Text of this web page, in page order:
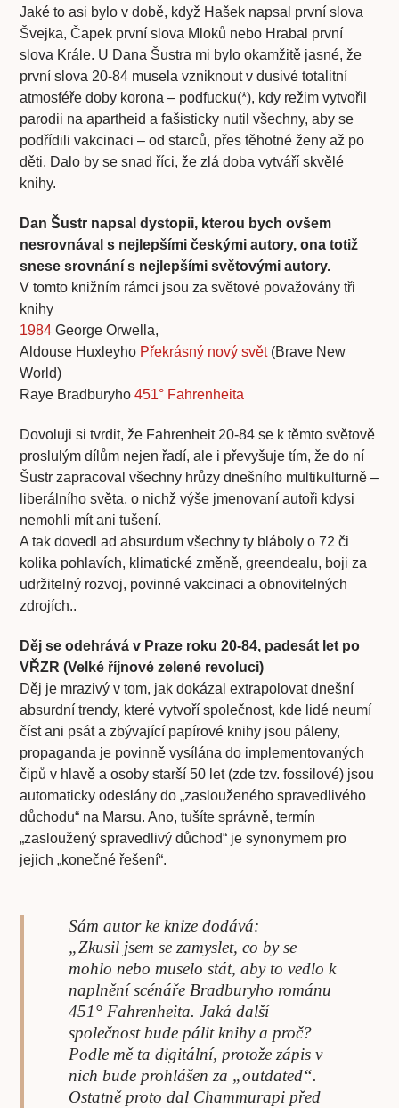
Jaké to asi bylo v době, když Hašek napsal první slova
Švejka, Čapek první slova Mloků nebo Hrabal první
slova Krále. U Dana Šustra mi bylo okamžitě jasné, že
první slova 20-84 musela vzniknout v dusivé totalitní
atmosféře doby korona – podfucku(*), kdy režim vytvořil
parodii na apartheid a fašisticky nutil všechny, aby se
podřídili vakcinaci – od starců, přes těhotné ženy až po
děti. Dalo by se snad říci, že zlá doba vytváří skvělé
knihy.
Dan Šustr napsal dystopii, kterou bych ovšem
nesrovnával s nejlepšími českými autory, ona totiž
snese srovnání s nejlepšími světovými autory.
V tomto knižním rámci jsou za světové považovány tři
knihy
1984 George Orwella,
Aldouse Huxleyho Překrásný nový svět(Brave New
World)
Raye Bradburyho451° Fahrenheita
Dovoluji si tvrdit, že Fahrenheit 20-84 se k těmto světově
proslulým dílům nejen řadí, ale i převyšuje tím, že do ní
Šustr zapracoval všechny hrůzy dnešního multikulturně –
liberálního světa, o nichž výše jmenovaní autoři kdysi
nemohli mít ani tušení.
A tak dovedl ad absurdum všechny ty bláboly o 72 či
kolika pohlavích, klimatické změně, greendealu, boji za
udržitelný rozvoj, povinné vakcinaci a obnovitelných
zdrojích..
Děj se odehrává v Praze roku 20-84, padesát let po
VŘZR (Velké říjnové zelené revoluci)
Děj je mrazivý v tom, jak dokázal extrapolovat dnešní
absurdní trendy, které vytvoří společnost, kde lidé neumí
číst ani psát a zbývající papírové knihy jsou páleny,
propaganda je povinně vysílána do implementovaných
čipů v hlavě a osoby starší 50 let (zde tzv. fossilové) jsou
automaticky odeslány do „zaslouženého spravedlivého
důchodu“ na Marsu. Ano, tušíte správně, termín
„zasloužený spravedlivý důchod“ je synonymem pro
jejich „konečné řešení“.
Sám autor ke knize dodává:
„Zkusil jsem se zamyslet, co by se
mohlo nebo muselo stát, aby to vedlo k
naplnění scénáře Bradburyho románu
451° Fahrenheita. Jaká další
společnost bude pálit knihy a proč?
Podle mě ta digitální, protože zápis v
nich bude prohlášen za „outdated“.
Ostatně proto dal Chammurapi před